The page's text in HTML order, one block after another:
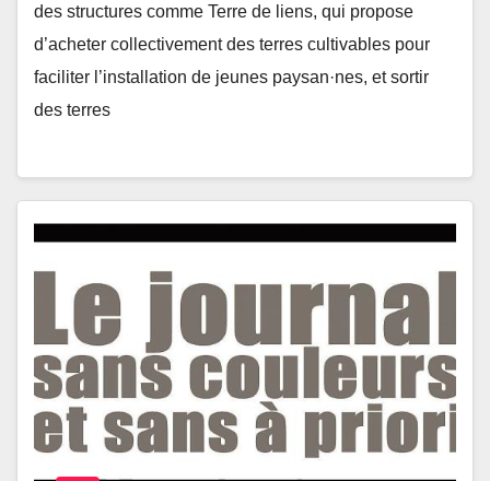
des structures comme Terre de liens, qui propose
d’acheter collectivement des terres cultivables pour
faciliter l’installation de jeunes paysan·nes, et sortir
des terres